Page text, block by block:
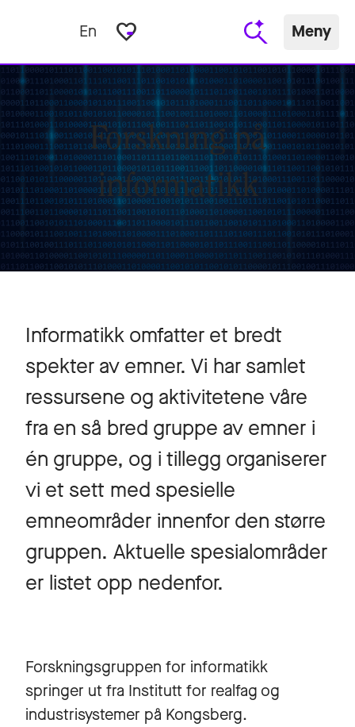
En favorite_border Meny
Forskning på
informatikk
Informatikk omfatter et bredt
spekter av emner. Vi har samlet
ressursene og aktivitetene våre
fra en så bred gruppe av emner i
én gruppe, og i tillegg organiserer
vi et sett med spesielle
emneområder innenfor den større
gruppen. Aktuelle spesialområder
er listet opp nedenfor.
Forskningsgruppen for informatikk
springer ut fra Institutt for realfag og
industrisystemer på Kongsberg.